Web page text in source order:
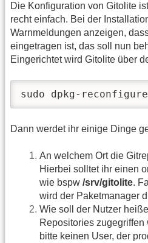
Die Konfiguration von Gitolite
recht einfach. Bei der
Warnmeldungen anzeigen,
eingetragen ist, das soll nun
Eingerichtet wird Gitolite über
sudo dpkg-
Dann werdet ihr einige Dinge
An welchem Ort die
Hierbei solltet ihr einen
wie bspw /srv/gitolite.
wird der Paketmanager
Wie soll der Nutzer
Repositories
bitte keinen User, der